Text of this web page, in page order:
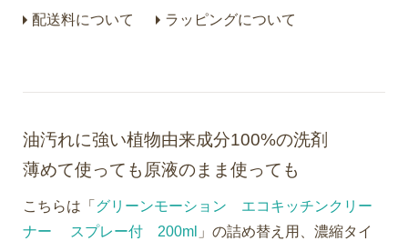
配送料について
ラッピングについて
油汚れに強い植物由来成分100%の洗剤
薄めて使っても原液のまま使っても
こちらは「 グリーンモーション エコキッチンクリー
ナー スプレー付 200ml 」の詰め替え用、濃縮タイ